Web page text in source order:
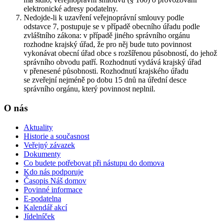
elektronické adresy podatelny.
Nedojde-li k uzavření veřejnoprávní smlouvy podle
odstavce 7, postupuje se v případě obecního úřadu podle
zvláštního zákona: v případě jiného správního orgánu
rozhodne krajský úřad, že pro něj bude tuto povinnost
vykonávat obecní úřad obce s rozšířenou působností, do jehož
správního obvodu patří. Rozhodnutí vydává krajský úřad
v přenesené působnosti. Rozhodnutí krajského úřadu
se zveřejní nejméně po dobu 15 dnů na úřední desce
správního orgánu, který povinnost neplnil.
O nás
Aktuality
Historie a současnost
Veřejný závazek
Dokumenty
Co budete potřebovat při nástupu do domova
Kdo nás podporuje
Časopis Náš domov
Povinné informace
E-podatelna
Kalendář akcí
Jídelníček